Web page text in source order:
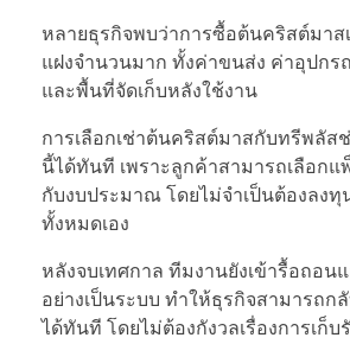
หลายธุรกิจพบว่าการซื้อต้นคริสต์มาส
แฝงจำนวนมาก ทั้งค่าขนส่ง ค่าอุปก
และพื้นที่จัดเก็บหลังใช้งาน
การเลือกเช่าต้นคริสต์มาสกับทรีพลัส
นี้ได้ทันที เพราะลูกค้าสามารถเลือกแ
กับงบประมาณ โดยไม่จำเป็นต้องลง
ทั้งหมดเอง
หลังจบเทศกาล ทีมงานยังเข้ารื้อถอน
อย่างเป็นระบบ ทำให้ธุรกิจสามารถก
ได้ทันที โดยไม่ต้องกังวลเรื่องการเก็